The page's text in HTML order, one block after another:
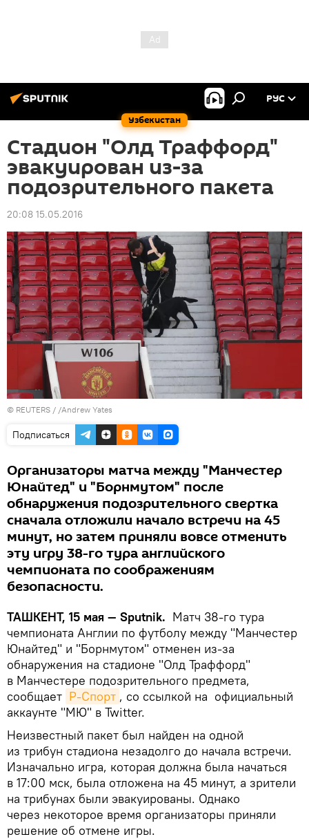
Узбекистан
РУС
Стадион "Олд Траффорд"
эвакуирован из-за
подозрительного пакета
20:08 15.05.2016
© REUTERS / /Andrew Yates
Подписаться
Организаторы матча между "Манчестер
Юнайтед" и "Борнмутом" после
обнаружения подозрительного свертка
сначала отложили начало встречи на 45
минут, но затем приняли вовсе отменить
эту игру 38-го тура английского
чемпионата по соображениям
безопасности.
ТАШКЕНТ, 15 мая — Sputnik. Матч 38-го тура
чемпионата Англии по футболу между "Манчестер
Юнайтед" и "Борнмутом" отменен из-за
обнаружения на стадионе "Олд Траффорд"
в Манчестере подозрительного предмета,
сообщает Р-Спорт , со ссылкой на официальный
аккаунте "МЮ" в Twitter.
Неизвестный пакет был найден на одной
из трибун стадиона незадолго до начала встречи.
Изначально игра, которая должна была начаться
в 17:00 мск, была отложена на 45 минут, а зрители
на трибунах были эвакуированы. Однако
через некоторое время организаторы приняли
решение об отмене игры.